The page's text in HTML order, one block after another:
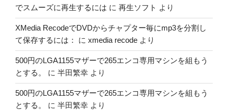
でスムーズに再生するには に 再生ソフト より
XMedia RecodeでDVDからチャプター毎にmp3を分割し
て保存するには：
に xmedia recode より
500円のLGA1155マザーで265エンコ専用マシンを組もう
とする。
に 半田繁幸 より
500円のLGA1155マザーで265エンコ専用マシンを組もう
とする。
に 半田繁幸 より